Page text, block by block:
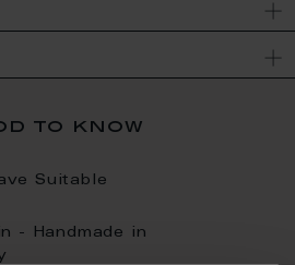
to know
Suitable
- Handmade in